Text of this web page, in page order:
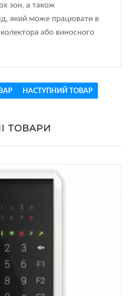
зон, а також
який може працювати в
або виносного
НАСТУПНИЙ ТОВАР
ТОВАРИ